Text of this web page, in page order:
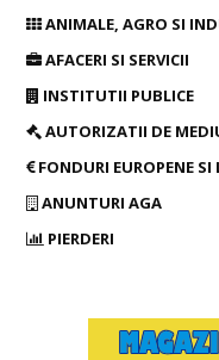
ANIMALE, AGRO SI
AFACERI SI SERVICII
INSTITUTII PUBLICE
AUTORIZATII DE
FONDURI EUROPENE SI
ANUNTURI AGA
PIERDERI